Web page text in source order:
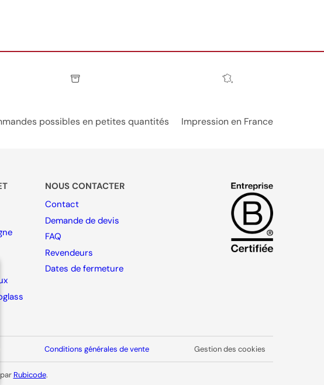
possibles en petites quantités Impression en France
NOUS CONTACTER
Contact
Demande de devis
FAQ
Revendeurs
Dates de fermeture
Conditions générales de vente Gestion des cookies
Rubicode.